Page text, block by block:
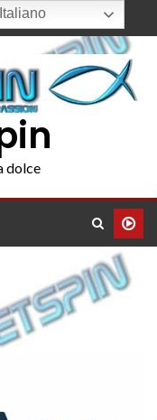
dolce
Italiano